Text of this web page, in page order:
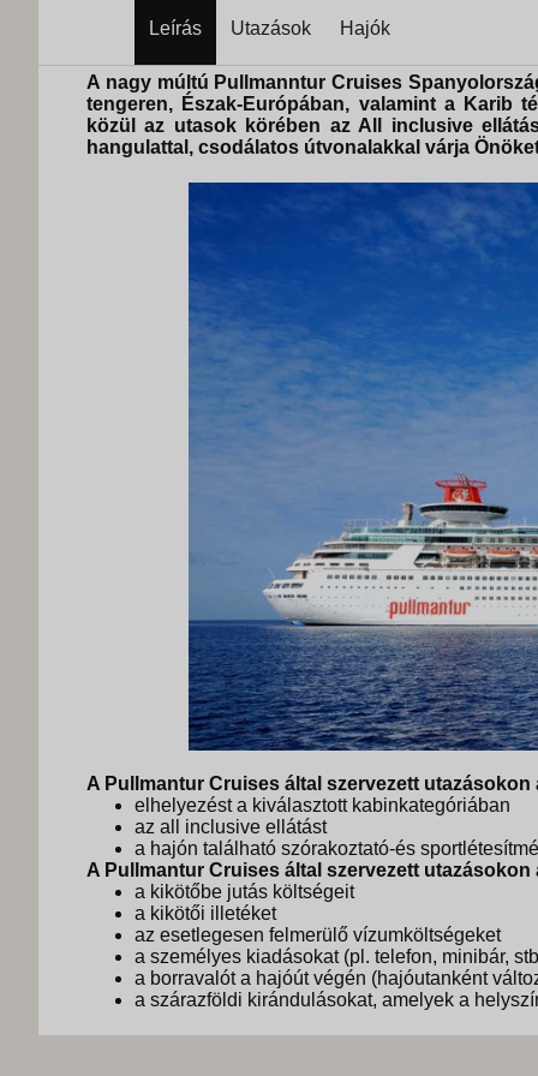
Leírás Utazások Hajók
A nagy múltú Pullmanntur Cruises
tengeren, Észak-Európában, valamint a Karib
közül az utasok körében az All inclusive
hangulattal, csodálatos útvonalakkal várja
A Pullmantur Cruises által szervezett
elhelyezést a kiválasztott kabinkategóriában
az all inclusive ellátást
a hajón található szórakoztató-és
A Pullmantur Cruises által szervezett utazásokon
a kikötőbe jutás költségeit
a kikötői illetéket
az esetlegesen felmerülő vízumköltségeket
a személyes kiadásokat (pl. telefon, minibár,
a borravalót a hajóút végén (hajóutanként
a szárazföldi kirándulásokat, amelyek a